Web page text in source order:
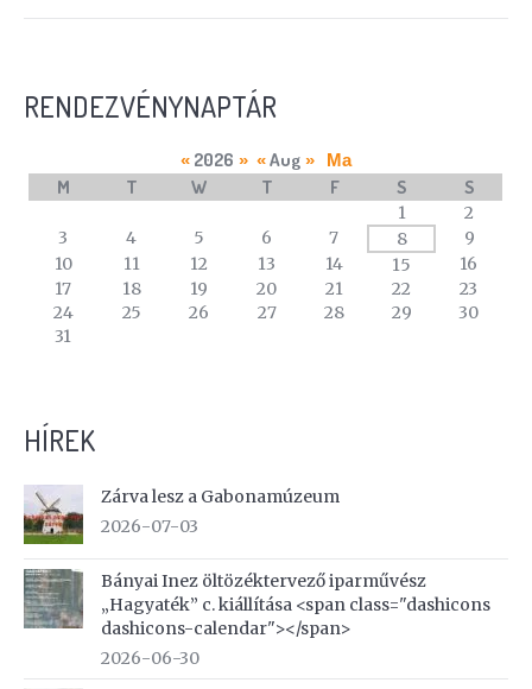
RENDEZVÉNYNAPTÁR
calendar
events
« 2026 » « Aug » Ma
M T W T F S S
1
2
3
4 5 6 7 8
9
10
11 12 13 14 15
16
17
18 19 20 21 22
23
24
25 26 27 28 29
30
31
HÍREK
Zárva lesz a Gabonamúzeum
2026-07-03
Bányai Inez öltözéktervező iparművész
„Hagyaték” c. kiállítása <span class="dashicons
dashicons-calendar"></span>
2026-06-30